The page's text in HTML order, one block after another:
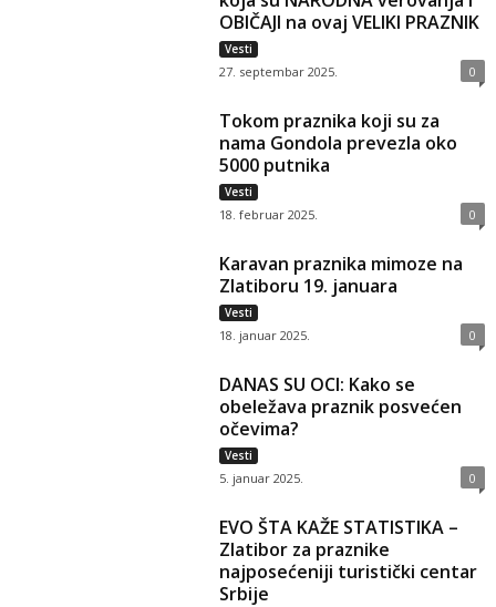
OBIČAJI na ovaj VELIKI PRAZNIK
Vesti
27. septembar 2025. 0
Tokom praznika koji su za
nama Gondola prevezla oko
5000 putnika
Vesti
18. februar 2025. 0
Karavan praznika mimoze na
Zlatiboru 19. januara
Vesti
18. januar 2025. 0
DANAS SU OCI: Kako se
obeležava praznik posvećen
očevima?
Vesti
5. januar 2025. 0
EVO ŠTA KAŽE STATISTIKA –
Zlatibor za praznike
najposećeniji turistički centar
Srbije